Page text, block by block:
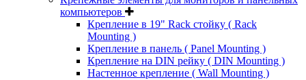
компьютеров
Крепление в 19" Rack стойку ( Rack
Mounting )
Крепление в панель ( Panel Mounting )
Крепление на DIN рейку ( DIN Mounting )
Настенное крепление ( Wall Mounting )